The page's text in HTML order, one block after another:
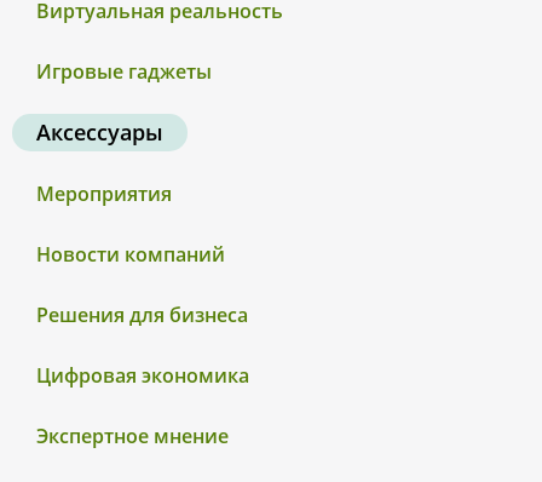
Виртуальная реальность
Игровые гаджеты
Аксессуары
Мероприятия
Новости компаний
Решения для бизнеса
Цифровая экономика
Экспертное мнение